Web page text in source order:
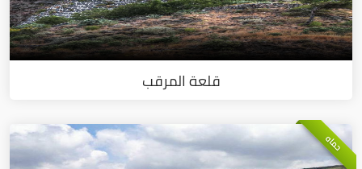
قلعة المرقب
حماه